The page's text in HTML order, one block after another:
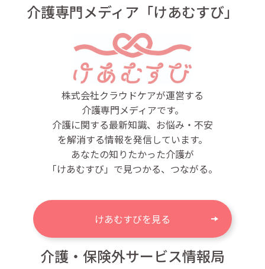
介護専門メディア「けあむすび」
株式会社クラウドケアが運営する
介護専門メディアです。
介護に関する最新知識、お悩み・不安
を解消する情報を発信しています。
あなたの知りたかった介護が
「けあむすび」で見つかる、つながる。
けあむすびを見る
介護・保険外サービス情報局